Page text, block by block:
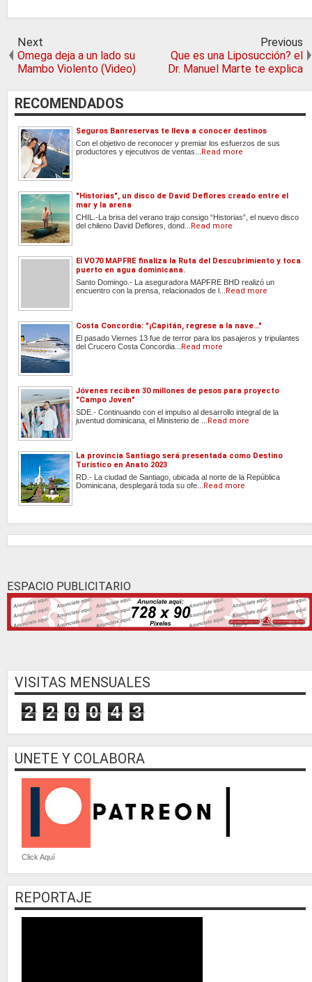
Next
Omega deja a un lado su
Mambo Violento (Video)
Previous
Que es una Liposucción? el
Dr. Manuel Marte te explica
RECOMENDADOS
Seguros Banreservas te lleva a conocer destinos
Con el objetivo de reconocer y premiar los esfuerzos de sus
productores y ejecutivos de ventas... Read more
"Historias", un disco de David Deflores creado entre el
mar y la arena
CHIL.-La brisa del verano trajo consigo “Historias”, el nuevo disco
del chileno David Deflores, dond... Read more
El VO70 MAPFRE finaliza la Ruta del Descubrimiento y toca
puerto en agua dominicana.
Santo Domingo.- La aseguradora MAPFRE BHD realizó un
encuentro con la prensa, relacionados de l... Read more
Costa Concordia: "¡Capitán, regrese a la nave..."
El pasado Viernes 13 fue de terror para los pasajeros y tripulantes
del Crucero Costa Concordia... Read more
Jóvenes reciben 30 millones de pesos para proyecto
"Campo Joven"
SDE.- Continuando con el impulso al desarrollo integral de la
juventud dominicana, el Ministerio de ... Read more
La provincia Santiago será presentada como Destino
Turístico en Anato 2023
RD.- La ciudad de Santiago, ubicada al norte de la República
Dominicana, desplegará toda su ofe... Read more
ESPACIO PUBLICITARIO
VISITAS MENSUALES
2 2 0 0 4 3
UNETE Y COLABORA
Click Aquí
REPORTAJE